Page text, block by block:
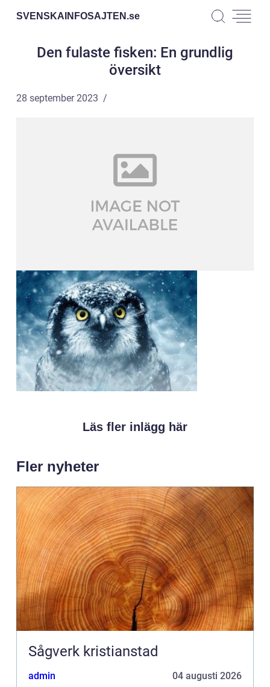
SVENSKAINFOSAJTEN.se
Den fulaste fisken: En grundlig
översikt
28 september 2023
Läs fler inlägg här
Fler nyheter
Sågverk kristianstad
admin 04 augusti 2026